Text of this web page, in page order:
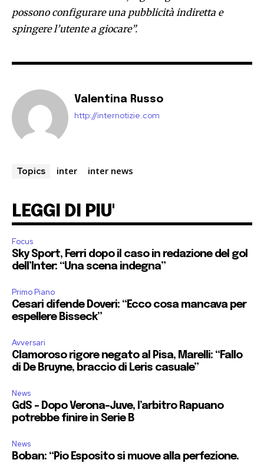
possono configurare una pubblicità indiretta e
spingere l’utente a giocare”.
Valentina Russo
http://internotizie.com
Topics inter inter news
LEGGI DI PIU'
Focus
Sky Sport, Ferri dopo il caso in redazione del gol
dell’Inter: “Una scena indegna”
Primo Piano
Cesari difende Doveri: “Ecco cosa mancava per
espellere Bisseck”
Avversari
Clamoroso rigore negato al Pisa, Marelli: “Fallo
di De Bruyne, braccio di Leris casuale”
News
GdS – Dopo Verona-Juve, l’arbitro Rapuano
potrebbe finire in Serie B
News
Boban: “Pio Esposito si muove alla perfezione.